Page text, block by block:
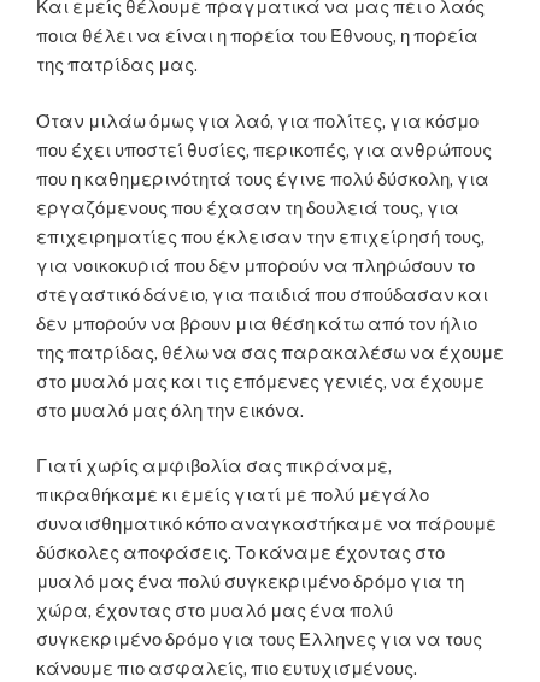
Και εμείς θέλουμε πραγματικά να μας πει ο λαός
ποια θέλει να είναι η πορεία του Έθνους, η πορεία
της πατρίδας μας.
Όταν μιλάω όμως για λαό, για πολίτες, για κόσμο
που έχει υποστεί θυσίες, περικοπές, για ανθρώπους
που η καθημερινότητά τους έγινε πολύ δύσκολη, για
εργαζόμενους που έχασαν τη δουλειά τους, για
επιχειρηματίες που έκλεισαν την επιχείρησή τους,
για νοικοκυριά που δεν μπορούν να πληρώσουν το
στεγαστικό δάνειο, για παιδιά που σπούδασαν και
δεν μπορούν να βρουν μια θέση κάτω από τον ήλιο
της πατρίδας, θέλω να σας παρακαλέσω να έχουμε
στο μυαλό μας και τις επόμενες γενιές, να έχουμε
στο μυαλό μας όλη την εικόνα.
Γιατί χωρίς αμφιβολία σας πικράναμε,
πικραθήκαμε κι εμείς γιατί με πολύ μεγάλο
συναισθηματικό κόπο αναγκαστήκαμε να πάρουμε
δύσκολες αποφάσεις. Το κάναμε έχοντας στο
μυαλό μας ένα πολύ συγκεκριμένο δρόμο για τη
χώρα, έχοντας στο μυαλό μας ένα πολύ
συγκεκριμένο δρόμο για τους Έλληνες για να τους
κάνουμε πιο ασφαλείς, πιο ευτυχισμένους.